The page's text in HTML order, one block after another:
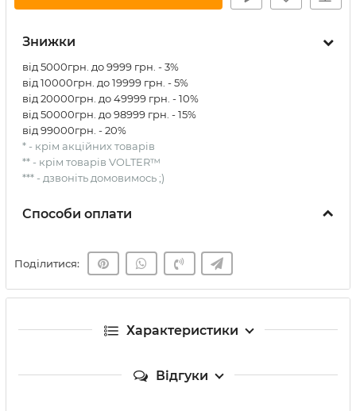
Знижки
від 5000грн. до 9999 грн. - 3%
від 10000грн. до 19999 грн. - 5%
від 20000грн. до 49999 грн. - 10%
від 50000грн. до 98999 грн. - 15%
від 99000грн. - 20%
* - крім акційних товарів
** - крім товарів VOLTER™
*** - дзвоніть домовимось ;)
Способи оплати
Поділитися:
Характеристики
Відгуки